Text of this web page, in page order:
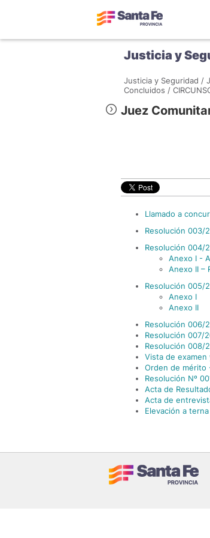
Justicia y
Justicia y Seguridad /
Concluidos /
Juez
Llamado a
Resolución 003/
Resolución 004/
Anexo I -
Anexo II –
Resolución 005/
Anexo I
Anexo II
Resolución 006/
Resolución 007/
Resolución 008/
Vista de
Orden de mérito
Resolución Nº
Acta de
Acta de
Elevación a terna